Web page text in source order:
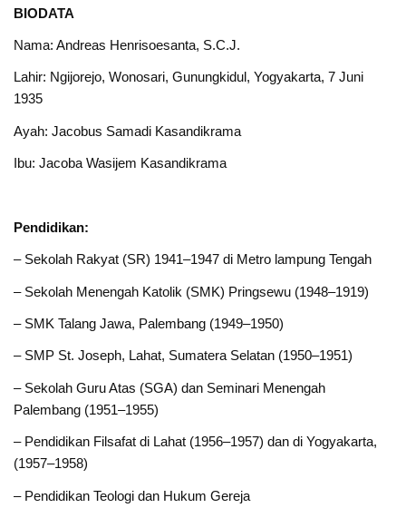
BIODATA
Nama: Andreas Henrisoesanta, S.C.J.
Lahir: Ngijorejo, Wonosari, Gunungkidul, Yogyakarta, 7 Juni
1935
Ayah: Jacobus Samadi Kasandikrama
Ibu: Jacoba Wasijem Kasandikrama
Pendidikan:
– Sekolah Rakyat (SR) 1941–1947 di Metro lampung Tengah
– Sekolah Menengah Katolik (SMK) Pringsewu (1948–1919)
– SMK Talang Jawa, Palembang (1949–1950)
– SMP St. Joseph, Lahat, Sumatera Selatan (1950–1951)
– Sekolah Guru Atas (SGA) dan Seminari Menengah
Palembang (1951–1955)
– Pendidikan Filsafat di Lahat (1956–1957) dan di Yogyakarta,
(1957–1958)
– Pendidikan Teologi dan Hukum Gereja